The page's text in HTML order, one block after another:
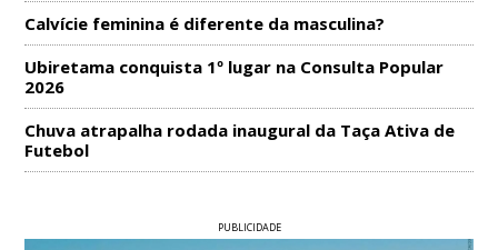
Calvície feminina é diferente da masculina?
Ubiretama conquista 1º lugar na Consulta Popular
2026
Chuva atrapalha rodada inaugural da Taça Ativa de
Futebol
PUBLICIDADE